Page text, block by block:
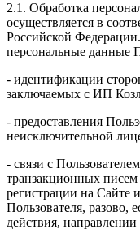
2.1. Обработка
осуществляется в
Российской
персональные данные
- идентификации
заключаемых с ИП
- предоставления
неисключительной
- связи с
транзакционных
регистрации на Сайте
Пользователя, разово,
действия,